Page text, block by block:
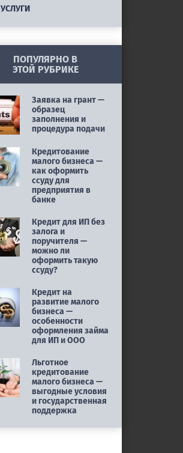
УСЛУГИ
ПОПУЛЯРНО В
ЭТОЙ РУБРИКЕ
Заявка на грант —
образец
заполнения и
процедура подачи
Кредитование
малого бизнеса —
как оформить
ссуду для
предприятия в
банке
Кредит для ИП без
залога и
поручителя —
можно ли
оформить такую
ссуду?
Кредит на
развитие малого
бизнеса —
особенности
оформления займа
для ИП и ООО
Льготное
кредитование
малого бизнеса —
выгодные условия
и государственная
поддержка